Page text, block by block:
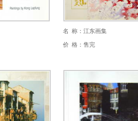
名 称：江东画集
价 格：售完